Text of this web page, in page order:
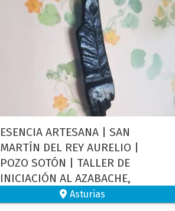
ESENCIA ARTESANA | SAN
MARTÍN DEL REY AURELIO |
POZO SOTÓN | TALLER DE
INICIACIÓN AL AZABACHE,
CREATIVIDAD Y BIENESTAR
Asturias